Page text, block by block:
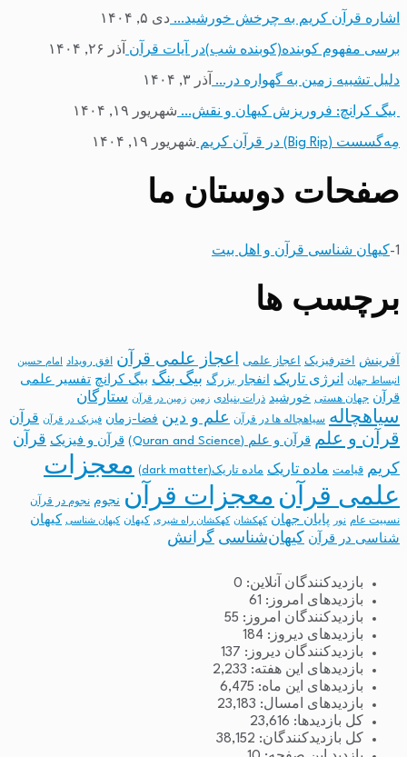
اشاره قرآن کریم به چرخش خورشید… دی ۵, ۱۴۰۴
برسی مفهوم کوبنده(کوبنده شب)در آیات قرآن آذر ۲۶, ۱۴۰۴
دلیل تشبیه زمین به گهواره در… آذر ۳, ۱۴۰۴
بیگ کرانچ: فروریزش کیهان و نقش… شهریور ۱۹, ۱۴۰۴
مِه‌گسست (Big Rip) در قرآن کریم شهریور ۱۹, ۱۴۰۴
صفحات دوستان ما
1- کیهان شناسی قرآن و اهل بیت
برچسب ها
آفرینش اخترفیزیک اعجاز علمی اعجاز علمی قرآن افق رویداد امام حسین
انبساط جهان انرژی تاریک انفجار بزرگ بیگ بنگ بیگ کرانچ تفسیر علمی
قرآن جهان هستی خورشید ذرات بنیادی زمین زمین در قرآن ستارگان
سیاهچاله سیاهچاله ها در قرآن علم و دین فضا-زمان فیزیک در قرآن قرآن
قرآن و علم قرآن و علم (Quran and Science) قرآن و فیزیک قرآن
کریم قیامت ماده تاریک ماده تاریک(dark matter)
معجزات
علمی قرآن معجزات قرآن نجوم نجوم در قرآن
نسبیت عام نور پایان جهان کهکشان کهکشان راه شیری کیهان کیهان شناسی
کیهان
شناسی در قرآن
کیهان‌شناسی گرانش
بازدیدکنندگان آنلاین: 0
بازدیدهای امروز: 61
بازدیدکنندگان امروز: 55
بازدیدهای دیروز: 184
بازدیدکنندگان دیروز: 137
بازدیدهای این هفته: 2,233
بازدیدهای این ماه: 6,475
بازدیدهای امسال: 23,183
کل بازدیدها: 23,616
کل بازدیدکنند‌گان: 38,152